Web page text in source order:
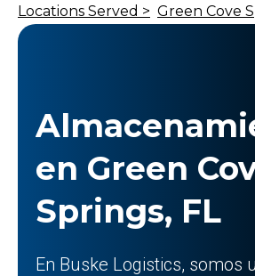
Locations Served > Green Cove
en Green
Springs, FL
En Buske Logistics, somos